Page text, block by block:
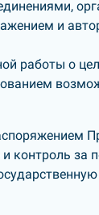
и
работы о
контроль